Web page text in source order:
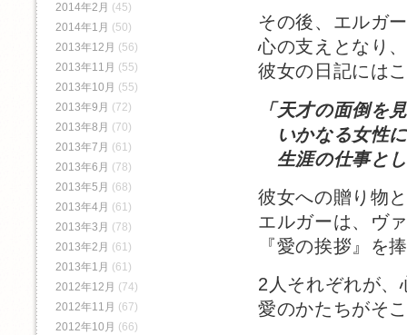
その後、エルガ
心の支えとなり
彼女の日記には
「天才の面倒を
いかなる女性
生涯の仕事と
彼女への贈り物
エルガーは、ヴ
『愛の挨拶』を
2人それぞれが、
愛のかたちがそ
2014年2月 (45)
2014年1月 (50)
2013年12月 (56)
2013年11月 (55)
2013年10月 (55)
2013年9月 (72)
2013年8月 (70)
2013年7月 (61)
2013年6月 (78)
2013年5月 (68)
2013年4月 (61)
2013年3月 (78)
2013年2月 (61)
2013年1月 (61)
2012年12月 (74)
2012年11月 (67)
2012年10月 (66)